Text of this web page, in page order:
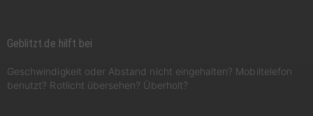
Geblitzt.de hilft bei
Geschwindigkeit oder Abstand nicht eingehalten? Mobiltelefon
benutzt? Rotlicht übersehen? Überholt?